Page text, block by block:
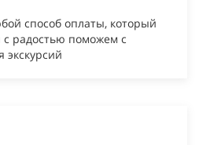
способ оплаты, который
радостью поможем с